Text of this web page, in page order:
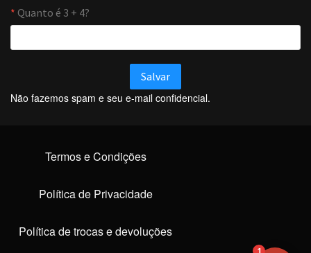
Não fazemos spam e seu e-mail confidencial.
Termos e Condições
Política de Privacidade
Política de trocas e devoluções
Aceito receber comunicações da Forti Firewall
Solicitar atendimento
1